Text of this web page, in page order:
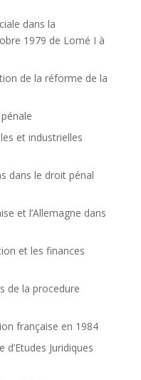
dans la
1979 de Lomé I à
de la réforme de la
et industrielles
dans le droit pénal
et l’Allemagne dans
et les finances
de la procedure
française en 1984
d’Etudes Juridiques